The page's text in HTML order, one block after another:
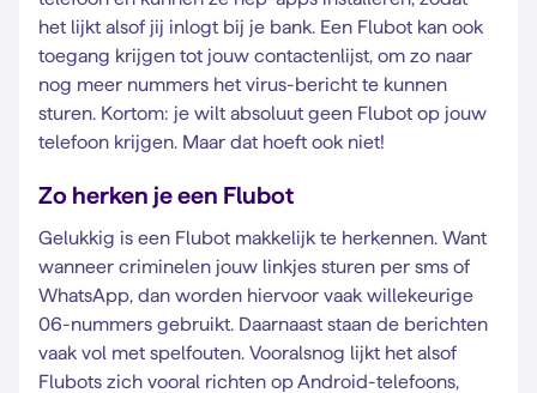
het lijkt alsof jij inlogt bij je bank. Een Flubot kan ook
toegang krijgen tot jouw contactenlijst, om zo naar
nog meer nummers het virus-bericht te kunnen
sturen. Kortom: je wilt absoluut geen Flubot op jouw
telefoon krijgen. Maar dat hoeft ook niet!
Zo herken je een Flubot
Gelukkig is een Flubot makkelijk te herkennen. Want
wanneer criminelen jouw linkjes sturen per sms of
WhatsApp, dan worden hiervoor vaak willekeurige
06-nummers gebruikt. Daarnaast staan de berichten
vaak vol met spelfouten. Vooralsnog lijkt het alsof
Flubots zich vooral richten op Android-telefoons,